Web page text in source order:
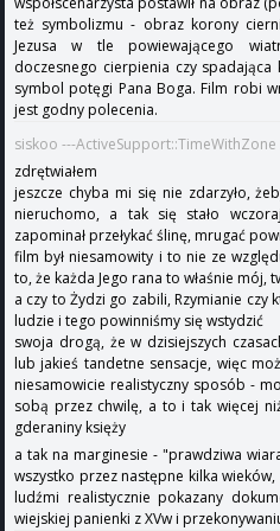
też symbolizmu - obraz korony
Jezusa w tle powiewającego
doczesnego cierpienia czy
symbol potęgi Pana Boga. Film robi
jest godny polecenia.
siskoo ---ActiveSupport::TimeWithZone
zdrętwiałem
jeszcze chyba mi się nie zdarzyło,
nieruchomo, a tak się stało
zapominał przełykać ślinę, mrugać
film był niesamowity i to nie ze
to, że każda Jego rana to właśnie mój,
a czy to Żydzi go zabili, Rzymianie
ludzie i tego powinniśmy się wstydzić
swoja drogą, że w dzisiejszych
lub jakieś tandetne sensacje, więc
niesamowicie realistyczny sposób -
sobą przez chwilę, a to i tak więcej
gderaniny księży
a tak na marginesie - "prawdziwa
wszystko przez następne kilka
ludźmi realistycznie pokazany
wiejskiej panienki z XVw i